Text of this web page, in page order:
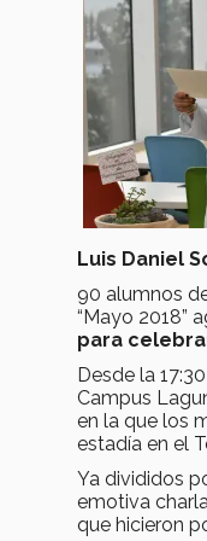
Luis Daniel
90 alumnos
“Mayo 2018”
para
Desde la
Campus
en la que los
estadía en el
Ya divididos
emotiva
que hicieron